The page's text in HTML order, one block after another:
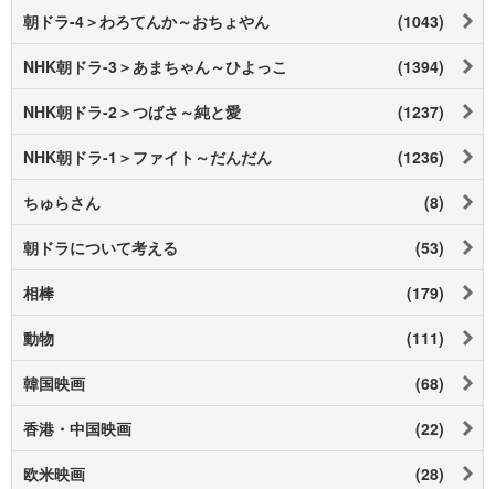
朝ドラ-4＞わろてんか～おちょやん (1043)
NHK朝ドラ-3＞あまちゃん～ひよっこ (1394)
NHK朝ドラ-2＞つばさ～純と愛 (1237)
NHK朝ドラ-1＞ファイト～だんだん (1236)
ちゅらさん (8)
朝ドラについて考える (53)
相棒 (179)
動物 (111)
韓国映画 (68)
香港・中国映画 (22)
欧米映画 (28)